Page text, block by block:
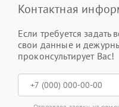
Контактная
Если требуется задать
свои данные и
проконсультирует Вас!